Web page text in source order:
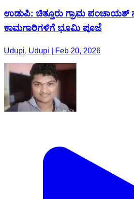
ಉಡುಪಿ: ಚಿತ್ತೂರು ಗ್ರಾಮ ಪಂಚಾಯತ್
ಕಾಮಗಾರಿಗಳಿಗೆ ಭೂಮಿ ಪೂಜೆ
Udupi, Udupi | Feb 20, 2026